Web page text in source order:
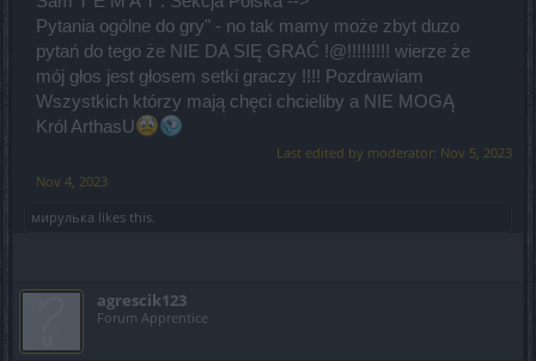
Pytania ogólne do gry" - no tak mamy może zbyt duzo
pytań do tego że NIE DA SIĘ GRAĆ !@!!!!!!!!! wierze że
mój głos jest głosem setki graczy !!!! Pozdrawiam
Wszystkich którzy mają chęci chcieliby a NIE MOGĄ
Król ArthasU
Last edited by moderator: Nov 5, 2023
Nov 4, 2023
мирулька likes this.
agrescik123
Forum Apprentice